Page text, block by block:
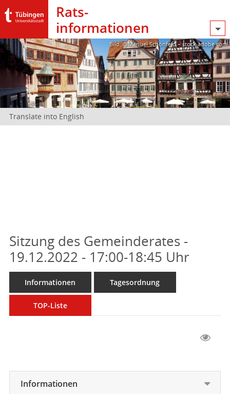
Rats­
informationen
Bild: @Manuel Schönfeld – stock.adobe.com
Translate into English
Sitzung des Gemeinderates -
19.12.2022 - 17:00-18:45 Uhr
Informationen Tagesordnung
TOP-Liste
Informationen